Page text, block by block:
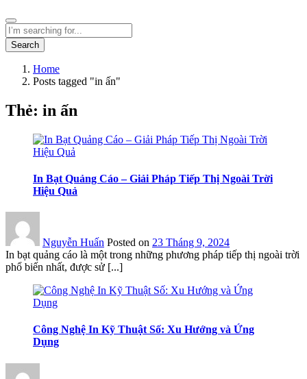
Search
Home
Posts tagged "in ấn"
Thẻ: in ấn
In Bạt Quảng Cáo – Giải Pháp Tiếp Thị Ngoài Trời
Hiệu Quả
Nguyễn Huấn Posted on 23 Tháng 9, 2024
In bạt quảng cáo là một trong những phương pháp tiếp thị ngoài trời
phổ biến nhất, được sử [...]
Công Nghệ In Kỹ Thuật Số: Xu Hướng và Ứng
Dụng